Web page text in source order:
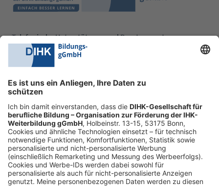
Telefonische Unterstützung und Beratung unter:
0228 6205 205
Fr.:
09:00-14:00 Uhr
shop@dihk-bildung.shop
Vertrag widerrufen
Zahlungsarten